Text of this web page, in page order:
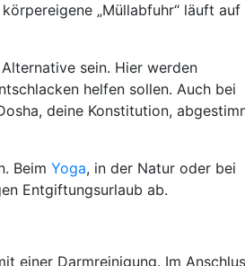
„Müllabfuhr“ läuft auf
sein. Hier werden
helfen sollen. Auch bei
deine Konstitution,
Beim Yoga, in der Natur oder bei
Entgiftungsurlaub ab.
einer Darmreinigung. Im